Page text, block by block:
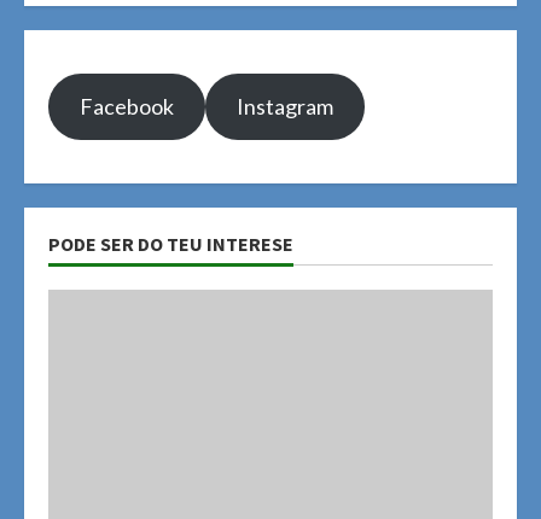
Facebook Instagram
PODE SER DO TEU INTERESE